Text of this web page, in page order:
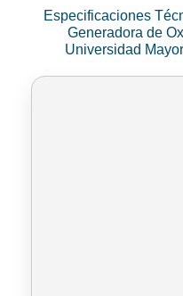
Especificaciones
Generadora de
Universidad